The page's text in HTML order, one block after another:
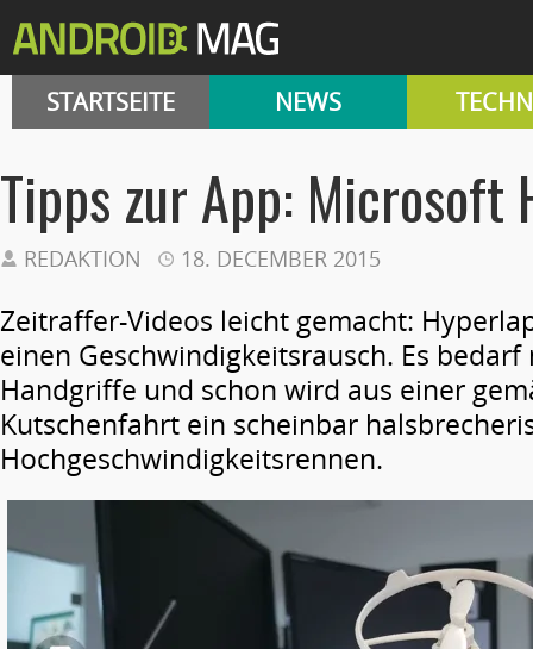
STARTSEITE NEWS
Tipps zur App: Microsoft
REDAKTION 18. DECEMBER 2015
Zeitraffer-Videos leicht gemacht:
einen Geschwindigkeitsrausch. Es
Handgriffe und schon wird aus einer
Kutschenfahrt ein scheinbar
Hochgeschwindigkeitsrennen.